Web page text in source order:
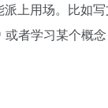
上用场。比如
或者学习某个概